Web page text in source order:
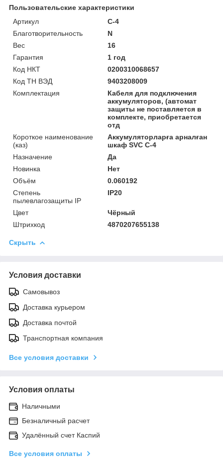
Пользовательские характеристики
Артикул
С-4
Благотворительность
N
Вес
16
Гарантия
1 год
Код НКТ
0200310068657
Код ТН ВЭД
9403208009
Комплектация
Кабеля для подключения
аккумуляторов, (автомат
защиты не поставляется в
комплекте, приобретается
отд
Короткое наименование
(каз)
Аккумуляторларға арналған
шкаф SVC C-4
Назначение
Да
Новинка
Нет
Объём
0.060192
Степень
пылевлагозащиты IP
IP20
Цвет
Чёрный
Штрихкод
4870207655138
Скрыть
Условия доставки
Самовывоз
Доставка курьером
Доставка почтой
Транспортная компания
Все условия доставки
Условия оплаты
Наличными
Безналичный расчет
Удалённый счет Каспий
Все условия оплаты